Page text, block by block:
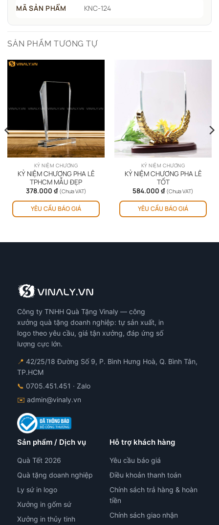
MÃ SẢN PHẨM KNC-124
SẢN PHẨM TƯƠNG TỰ
KỶ NIỆM CHƯƠNG
KỶ NIỆM CHƯƠNG PHA LÊ
TPHCM MẪU ĐẸP
378.000 ₫ (Chưa VAT)
YÊU CẦU BÁO GIÁ
KỶ NIỆM CHƯƠNG
KỶ NIỆM CHƯƠNG PHA LÊ
TỐT
584.000 ₫ (Chưa VAT)
YÊU CẦU BÁO GIÁ
Công ty TNHH Quà Tặng Vinaly — công
xưởng quà tặng doanh nghiệp: tự sản xuất, in
logo theo yêu cầu, giá tận xưởng, đáp ứng số
lượng cực lớn.
📍 42/25/18 Đường Số 9, P. Bình Hưng Hoà, Q. Bình Tân,
TP.HCM
📞 0705.451.451 · Zalo
✉️ admin@vinaly.vn
Sản phẩm / Dịch vụ
Quà Tết 2026
Quà tặng doanh nghiệp
Ly sứ in logo
Xưởng in gốm sứ
Xưởng in thủy tinh
Hỗ trợ khách hàng
Yêu cầu báo giá
Điều khoản thanh toán
Chính sách trả hàng & hoàn
tiền
Chính sách giao nhận